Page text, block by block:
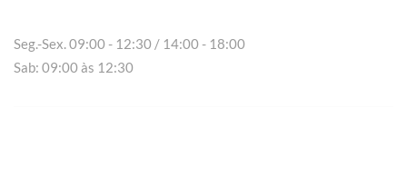
Seg.-Sex. 09:00 - 12:30 / 14:00 - 18:00
Sab: 09:00 às 12:30